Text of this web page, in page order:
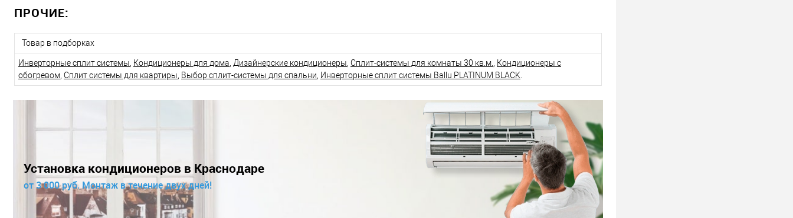
ПРОЧИЕ:
Товар в подборках
Инверторные сплит системы, Кондиционеры для дома, Дизайнерские кондиционеры, Сплит-системы для комнаты 30 кв.м., Кондиционеры с
обогревом, Сплит системы для квартиры, Выбор сплит-системы для спальни, Инверторные сплит системы Ballu PLATINUM BLACK.
Установка кондиционеров в Краснодаре
от 3 000 руб. Монтаж в течение двух дней!